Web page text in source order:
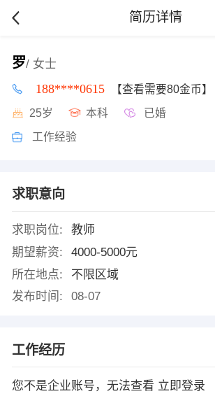
简历详情
罗/ 女士
188****0615 【查看需要80金币】
25岁 本科 已婚
工作经验
求职意向
求职岗位:
教师
期望薪资:
4000-5000元
所在地点:
不限区域
发布时间:
08-07
工作经历
您不是企业账号，无法查看 立即登录